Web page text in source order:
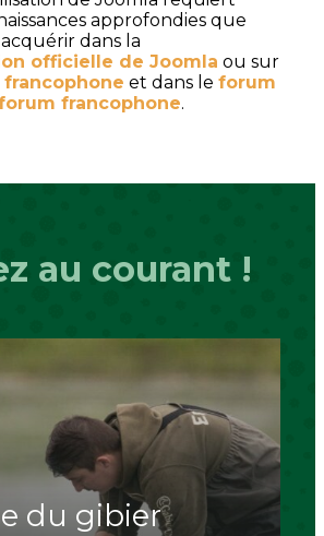
approfondies que
dans la
officielle de Joomla ou sur
francophone et dans le forum
francophone.
au courant !
du gibier